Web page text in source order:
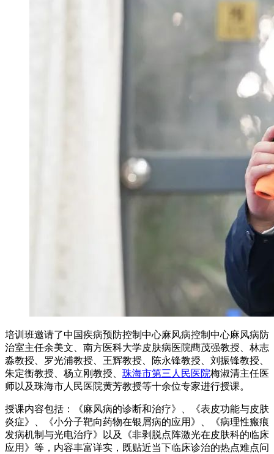
培训班邀请了中国疾病预防控制中心麻风病控制中心麻风病防
治室主任余美文、南方医科大学皮肤病医院蔄茂强教授、林志
淼教授、罗光浦教授、王辉教授、陈永锋教授、刘振锋教授、
朱定衡教授、杨立刚教授、 珠海市第三人民医院梅淑清主任医
师以及珠海市人民医院黄芳教授等十余位专家进行授课。
授课内容包括：《麻风病的诊断和治疗》、《表皮功能与皮肤
炎症》、《小分子靶向药物在银屑病的应用》、《病理性瘢痕
发病机制与光电治疗》以及《非剥脱点阵激光在皮肤科的临床
应用》等，内容丰富详实，既贴近当下临床诊治的热点难点问